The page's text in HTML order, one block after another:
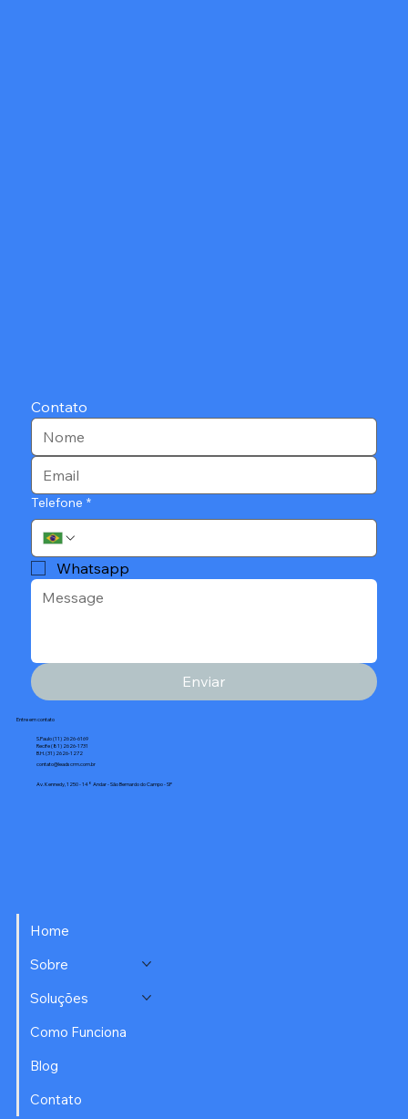
Contato
Telefone *
Whatsapp
Enviar
Home
Sobre
Soluções
Como Funciona
Blog
Contato
Entre em contato
S.Paulo (11) 2626-6169
Recife (81) 2626-1731
B.H. (31) 2626-1272
contato@leadscrm.com.br
Av. Kennedy, 1250 - 14° Andar - São Bernardo do Campo - SP